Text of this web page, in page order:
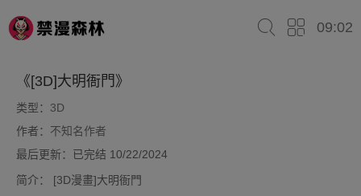
09:02
《[3D]大明衙門》
类型： 3D
作者： 不知名作者
最后更新：已完结 10/22/2024
简介：
[3D漫畫]大明衙門